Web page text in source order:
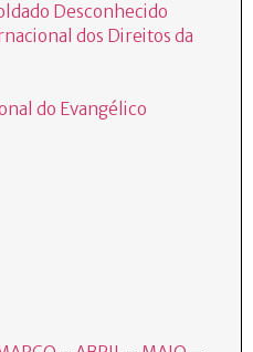
Desconhecido
dos Direitos da
do Evangélico